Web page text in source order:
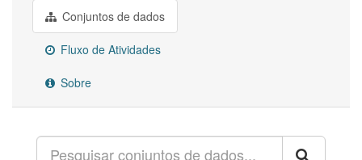
Conjuntos de dados
Fluxo de Atividades
Sobre